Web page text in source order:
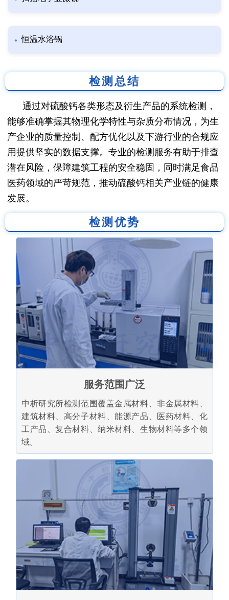
恒温水浴锅
检测总结
通过对硫酸钙各类形态及衍生产品的系统检测，
能够准确掌握其物理化学特性与杂质分布情况，为生
产企业的质量控制、配方优化以及下游行业的合规应
用提供坚实的数据支撑。专业的检测服务有助于排查
潜在风险，保障建筑工程的安全稳固，同时满足食品
医药领域的严苛规范，推动硫酸钙相关产业链的健康
发展。
检测优势
服务范围广泛
中析研究所检测范围覆盖金属材料、非金属材料、
建筑材料、高分子材料、能源产品、医药材料、化
工产品、复合材料、纳米材料、生物材料等多个领
域。